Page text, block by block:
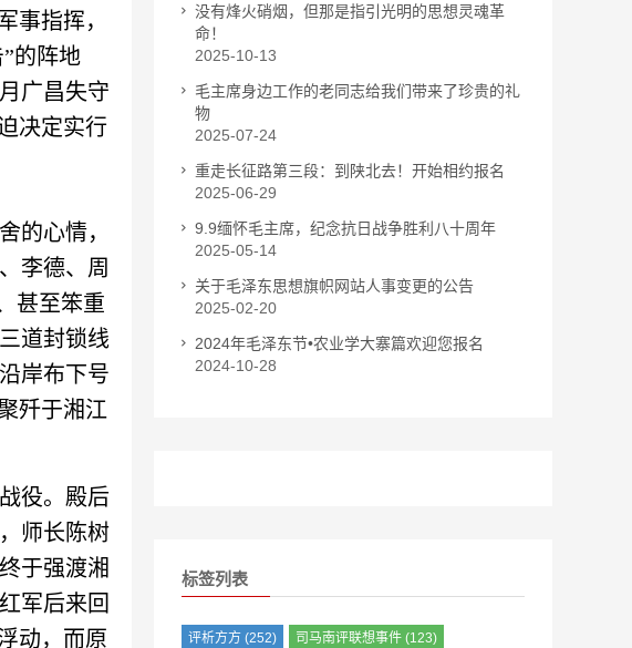
事指挥，
的阵地
广昌失守
决定实行
的心情，
李德、周
甚至笨重
道封锁线
岸布下号
歼于湘江
役。殿后
师长陈树
于强渡湘
军后来回
动，而原
没有烽火硝烟，但那是指引光明的思想灵魂革
命！
2025-10-13
毛主席身边工作的老同志给我们带来了珍贵的礼
物
2025-07-24
重走长征路第三段：到陕北去！开始相约报名
2025-06-29
9.9缅怀毛主席，纪念抗日战争胜利八十周年
2025-05-14
关于毛泽东思想旗帜网站人事变更的公告
2025-02-20
2024年毛泽东节•农业学大寨篇欢迎您报名
2024-10-28
标签列表
评析方方 (252) 司马南评联想事件 (123)